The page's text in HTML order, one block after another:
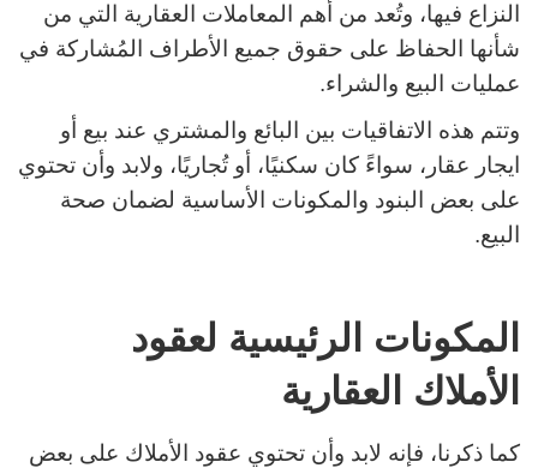
النزاع فيها، وتُعد من أهم المعاملات العقارية التي من
شأنها الحفاظ على حقوق جميع الأطراف المُشاركة في
عمليات البيع والشراء.
وتتم هذه الاتفاقيات بين البائع والمشتري عند بيع أو
ايجار عقار، سواءً كان سكنيًا، أو تُجاريًا، ولابد وأن تحتوي
على بعض البنود والمكونات الأساسية لضمان صحة
البيع.
المكونات الرئيسية لعقود
الأملاك العقارية
كما ذكرنا، فإنه لابد وأن تحتوي عقود الأملاك على بعض